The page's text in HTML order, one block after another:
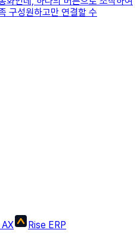
구성원하고만 연결할 수
Rise ERP